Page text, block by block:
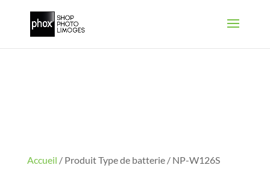
Accueil / Produit Type de batterie / NP-W126S